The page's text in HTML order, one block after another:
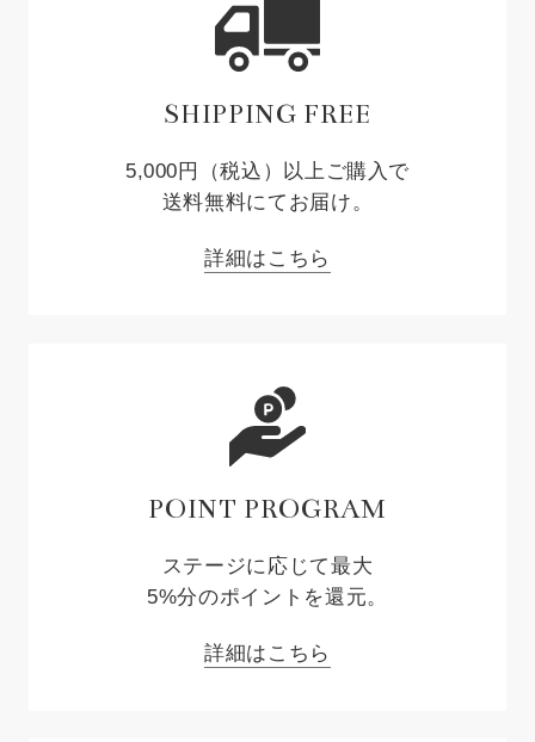
SHIPPING FREE
5,000円（税込）以上ご購入で
送料無料にてお届け。
詳細はこちら
POINT PROGRAM
ステージに応じて最大
5%分のポイントを還元。
詳細はこちら